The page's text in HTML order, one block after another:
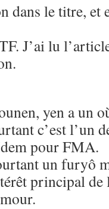
dans le titre, et
J’ai lu
yen a un
c’est l’un
pour FMA.
un furyô
principal de